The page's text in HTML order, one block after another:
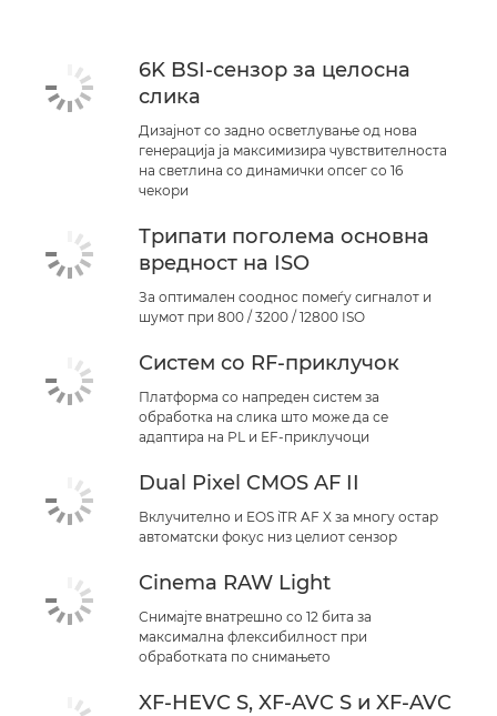
6K BSI-сензор за целосна
слика
Дизајнот со задно осветлување од нова
генерација ја максимизира чувствителноста
на светлина со динамички опсег со 16
чекори
Трипати поголема основна
вредност на ISO
За оптимален сооднос помеѓу сигналот и
шумот при 800 / 3200 / 12800 ISO
Систем со RF-приклучок
Платформа со напреден систем за
обработка на слика што може да се
адаптира на PL и EF-приклучоци
Dual Pixel CMOS AF II
Вклучително и EOS iTR AF X за многу остар
автоматски фокус низ целиот сензор
Cinema RAW Light
Снимајте внатрешно со 12 бита за
максимална флексибилност при
обработката по снимањето
XF-HEVC S, XF-AVC S и XF-AVC